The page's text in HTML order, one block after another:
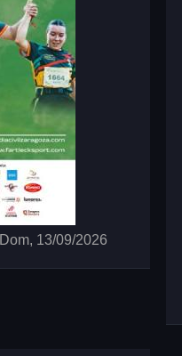
Dom, 13/09/2026